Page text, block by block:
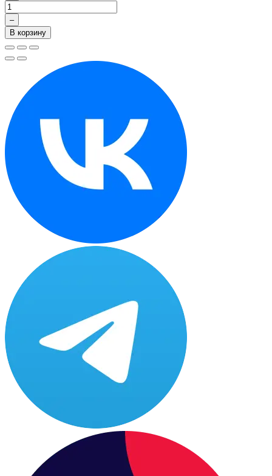
–
В корзину